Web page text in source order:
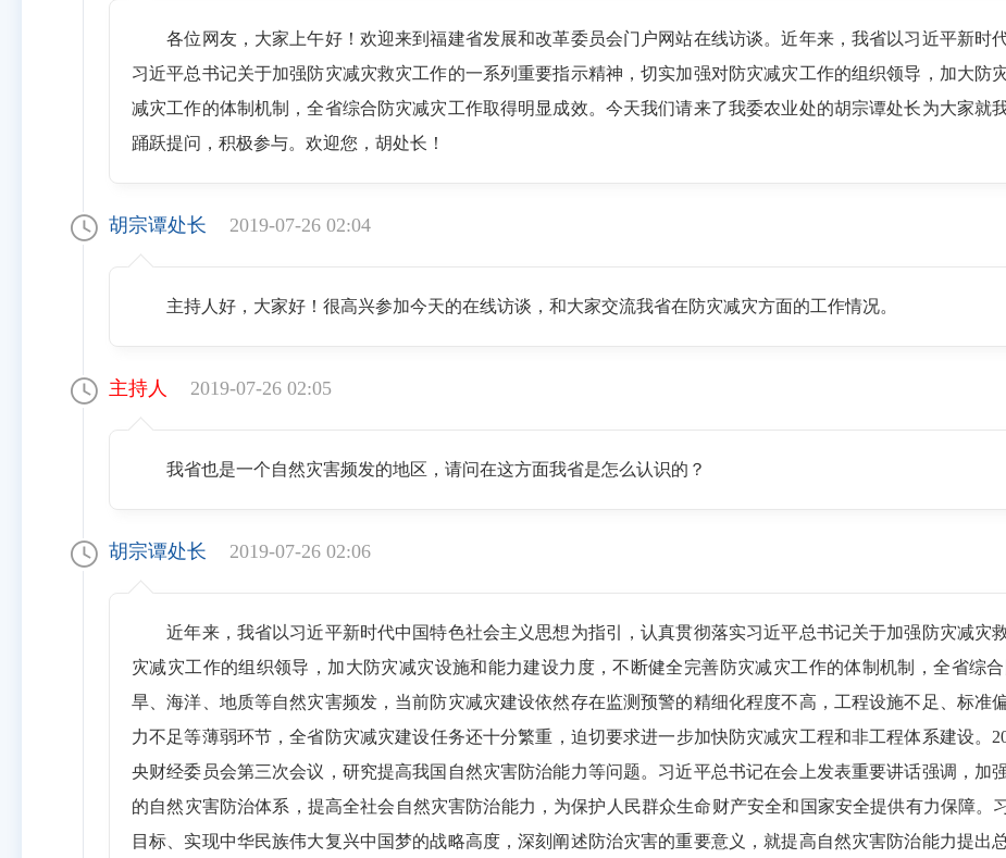
各位网友，大家上午好！欢迎来到福建省发展和改革委员会门户网站在线访谈。近年来，我省以习近平新时
习近平总书记关于加强防灾减灾救灾工作的一系列重要指示精神，切实加强对防灾减灾工作的组织领导，加大防
减灾工作的体制机制，全省综合防灾减灾工作取得明显成效。今天我们请来了我委农业处的胡宗谭处长为大家就
踊跃提问，积极参与。欢迎您，胡处长！
胡宗谭处长 2019-07-26 02:04
主持人好，大家好！很高兴参加今天的在线访谈，和大家交流我省在防灾减灾方面的工作情况。
主持人 2019-07-26 02:05
我省也是一个自然灾害频发的地区，请问在这方面我省是怎么认识的？
胡宗谭处长 2019-07-26 02:06
近年来，我省以习近平新时代中国特色社会主义思想为指引，认真贯彻落实习近平总书记关于加强防灾减灾
灾减灾工作的组织领导，加大防灾减灾设施和能力建设力度，不断健全完善防灾减灾工作的体制机制，全省综
旱、海洋、地质等自然灾害频发，当前防灾减灾建设依然存在监测预警的精细化程度不高，工程设施不足、标准
力不足等薄弱环节，全省防灾减灾建设任务还十分繁重，迫切要求进一步加快防灾减灾工程和非工程体系建设。
央财经委员会第三次会议，研究提高我国自然灾害防治能力等问题。习近平总书记在会上发表重要讲话强调，加
的自然灾害防治体系，提高全社会自然灾害防治能力，为保护人民群众生命财产安全和国家安全提供有力保障。
目标、实现中华民族伟大复兴中国梦的战略高度，深刻阐述防治灾害的重要意义，就提高自然灾害防治能力提出